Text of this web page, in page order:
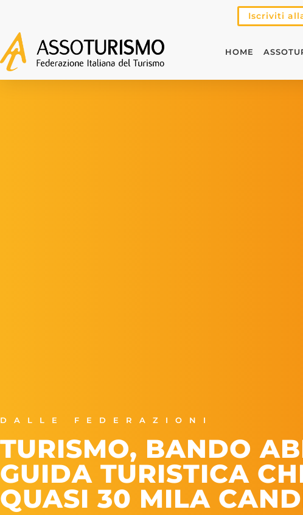
Iscriviti
HOME
DALLE FEDERAZIONI
TURISMO, BANDO
GUIDA TURISTICA
QUASI 30 MILA